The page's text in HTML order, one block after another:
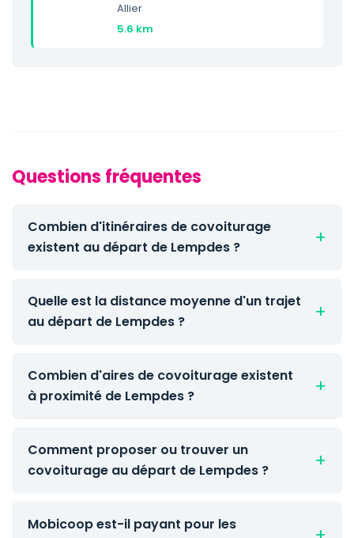
Allier
5.6 km
Questions fréquentes
Combien d'itinéraires de covoiturage
existent au départ de Lempdes ?
Quelle est la distance moyenne d'un trajet
au départ de Lempdes ?
Combien d'aires de covoiturage existent
à proximité de Lempdes ?
Comment proposer ou trouver un
covoiturage au départ de Lempdes ?
Mobicoop est-il payant pour les